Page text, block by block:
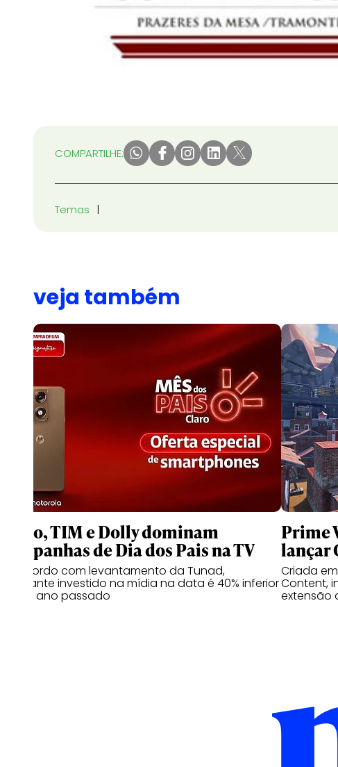
COMPARTILHE:
Temas
veja também
Claro, TIM e Dolly dominam
campanhas de Dia dos Pais na TV
De acordo com levantamento da Tunad,
montante investido na mídia na data é 40% inferior
ao do ano passado
Prime
lançar
Criada
Content,
extensão